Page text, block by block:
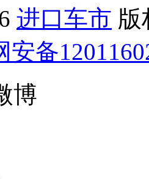
进口车市
安备
博